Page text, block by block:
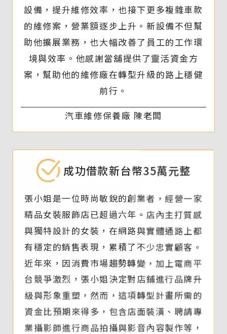
設備，提升維修效率，也接下更多複雜車款
的維修案，營業額逐步上升。新設備不但幫
助他擴展業務，也大幅改善了員工的工作環
境與效率。他感謝當舖提供了靈活資金方
案，幫助他的維修廠在轉型升級的路上穩健
前行。
汽車維修保養廠 陳老闆
成功借款新台幣35萬元整
張小姐是一位時尚敏銳的創業者，經營一家
精品女裝服飾店已超過六年。店內主打質感
與獨特設計的女裝，在網路與實體通路上都
有穩定的銷售表現，累積了不少忠實顧客。
近年來，因消費市場趨勢轉變，加上電商平
台競爭激烈，張小姐決定對店鋪進行品牌升
級與形象重塑，然而，這項轉型計畫所需的
資金比預期來得多，包含店面裝潢、聘請專
業攝影師進行商品拍攝與影音內容製作等，